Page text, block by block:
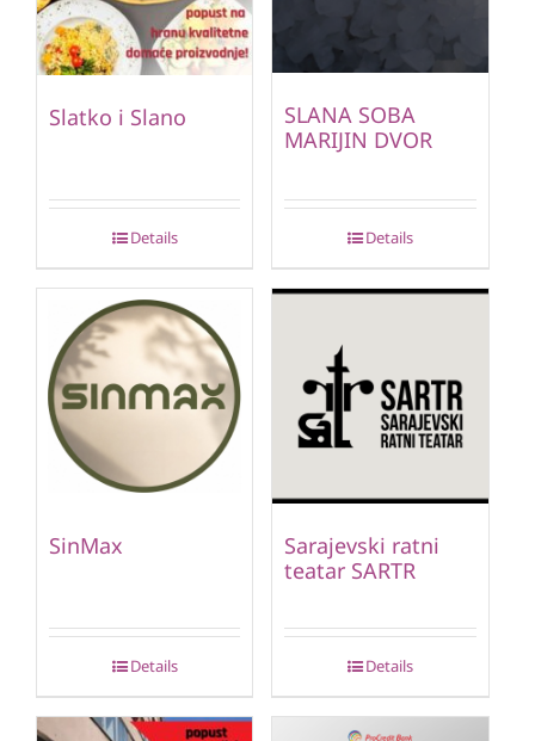
Slatko i Slano
Details
SLANA SOBA
MARIJIN DVOR
Details
SinMax
Details
Sarajevski ratni
teatar SARTR
Details